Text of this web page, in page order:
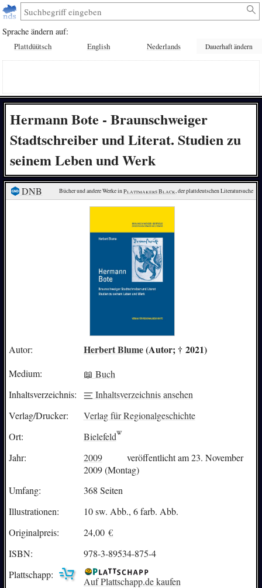
Sprache ändern auf:
Plattdüütsch English Nederlands Dauerhaft ändern
Hermann Bote - Braunschweiger
Stadtschreiber und Literat. Studien zu
seinem Leben und Werk
DNB Bücher und andere Werke in Plattmakers Black, der plattdeutschen Literatursuche
Autor: Herbert Blume(Autor; † 2021)
Medium:
📖 Buch
Inhaltsverzeichnis:
Inhaltsverzeichnis ansehen
Verlag/Drucker:
Verlag für Regionalgeschichte
Ort:
Bielefeld
Jahr:
2009
veröffentlicht am 23. November
2009 (Montag)
Umfang:
368 Seiten
Illustrationen:
10 sw. Abb., 6 farb. Abb.
Originalpreis:
24,00 €
ISBN:
978-3-89534-875-4
Plattschapp:
Auf Plattschapp.de kaufen